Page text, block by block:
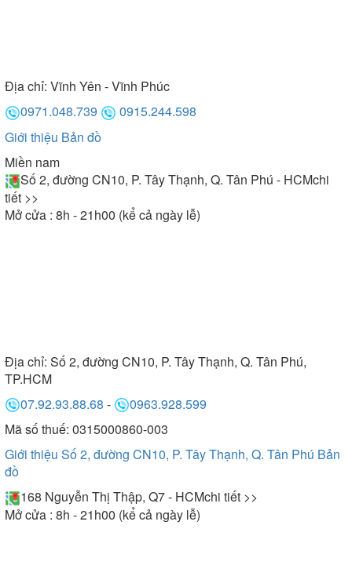
Địa chỉ: Vĩnh Yên - Vĩnh Phúc
0971.048.739
0915.244.598
Giới thiệu Bản đồ
Miền nam
Số 2, đường CN10, P. Tây Thạnh, Q. Tân Phú - HCMchi
tiết >>
Mở cửa : 8h - 21h00 (kể cả ngày lễ)
Địa chỉ: Số 2, đường CN10, P. Tây Thạnh, Q. Tân Phú,
TP.HCM
07.92.93.88.68 -
0963.928.599
Mã số thuế: 0315000860-003
Giới thiệu Số 2, đường CN10, P. Tây Thạnh, Q. Tân Phú Bản
đồ
168 Nguyễn Thị Thập, Q7 - HCMchi tiết >>
Mở cửa : 8h - 21h00 (kể cả ngày lễ)